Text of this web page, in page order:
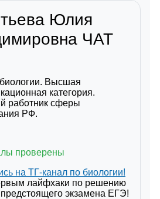
Юлия
ЧАТ
Высшая
категория.
работник сферы
РФ.
проверены
на ТГ-канал по биологии!
лайфхаки по решению
экзамена ЕГЭ!